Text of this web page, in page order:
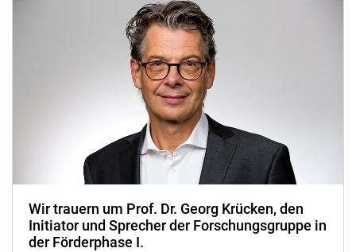
Wir trauern um Prof. Dr. Georg Krücken, den
Initiator und Sprecher der Forschungsgruppe in
der Förderphase I.